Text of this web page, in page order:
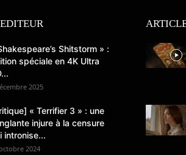
Shitstorm » :
spéciale en 4K Ultra
2025
« Terrifier 3 » : une
injure à la censure
intronise...
2024